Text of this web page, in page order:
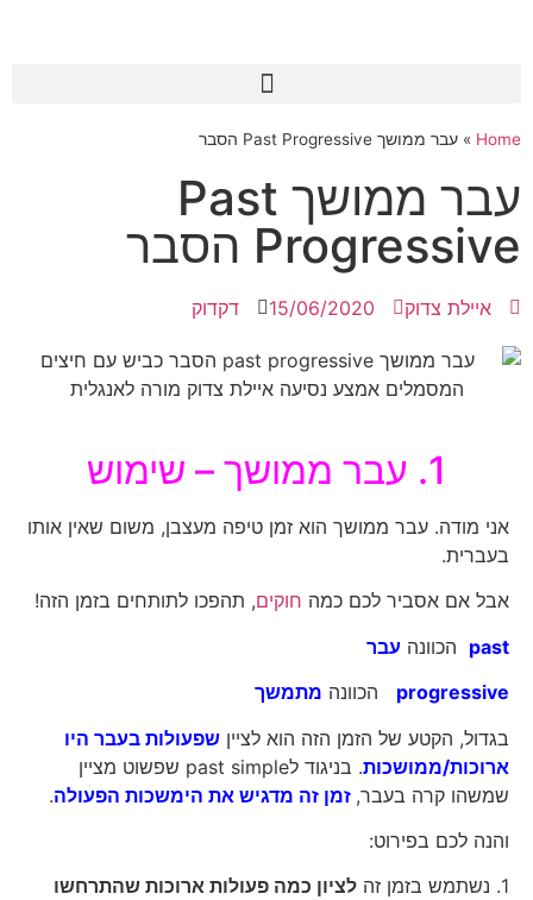
Home
» עבר ממושך Past Progressive הסבר
עבר ממושך Past
Progressive הסבר
איילת צדוק 15/06/2020 דקדוק
1. עבר ממושך – שימוש
אני מודה. עבר ממושך הוא זמן טיפה מעצבן, משום שאין אותו
בעברית.
אבל אם אסביר לכם כמה חוקים, תהפכו לתותחים בזמן הזה!
past הכוונה עבר
progressive הכוונה מתמשך
בגדול, הקטע של הזמן הזה הוא לציין שפעולות בעבר היו
ארוכות/ממושכות
. בניגוד לpast simple שפשוט מציין
שמשהו קרה בעבר, זמן זה מדגיש את הימשכות הפעולה.
והנה לכם בפירוט:
1. נשתמש בזמן זה
לציון כמה פעולות ארוכות שהתרחשו